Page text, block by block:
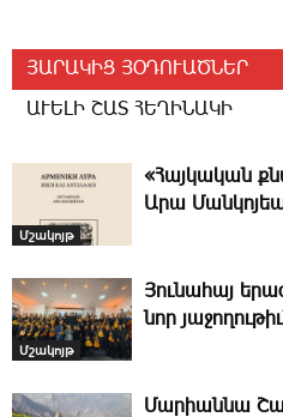
ՅԱՐԱԿԻՑ ՅՕԴՈՒԱԾՆԵՐ
ԱՒԵԼԻ ՇԱՏ ՀԵՂԻՆԱԿԻ
Մշակոյթ
«­Հայկական
Արա
Մշակոյթ
Յունահայ
նոր
­Մարիաննա